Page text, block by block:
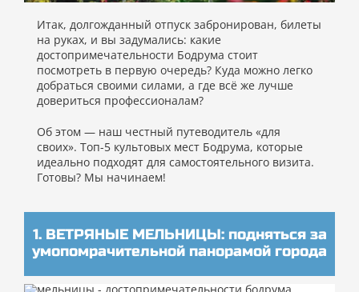
Итак, долгожданный отпуск забронирован, билеты
на руках, и вы задумались: какие
достопримечательности Бодрума стоит
посмотреть в первую очередь? Куда можно легко
добраться своими силами, а где всё же лучше
довериться профессионалам?
Об этом — наш честный путеводитель «для
своих». Топ-5 культовых мест Бодрума, которые
идеально подходят для самостоятельного визита.
Готовы? Мы начинаем!
1. ВЕТРЯНЫЕ МЕЛЬНИЦЫ: подняться за
умопомрачительной панорамой города